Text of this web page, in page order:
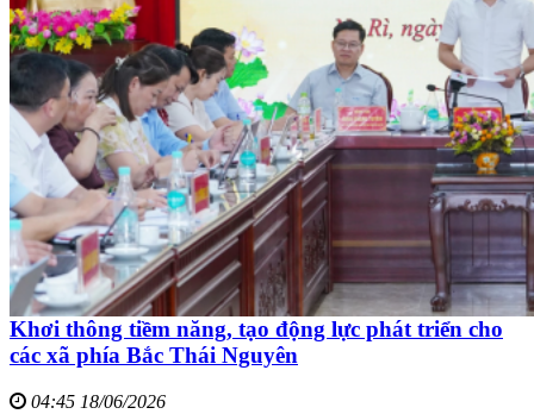
Khơi thông tiềm năng, tạo động lực phát triển cho
các xã phía Bắc Thái Nguyên
04:45 18/06/2026